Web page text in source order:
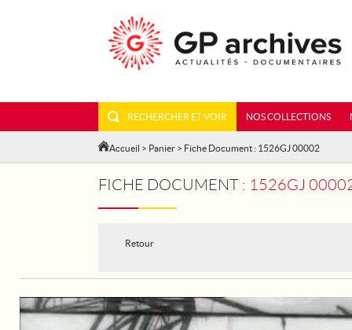
RECHERCHER ET VOIR NOS COLLECTIONS
Accueil > Panier > Fiche Document : 1526GJ 00002
FICHE DOCUMENT : 1526GJ 00002 -
Retour